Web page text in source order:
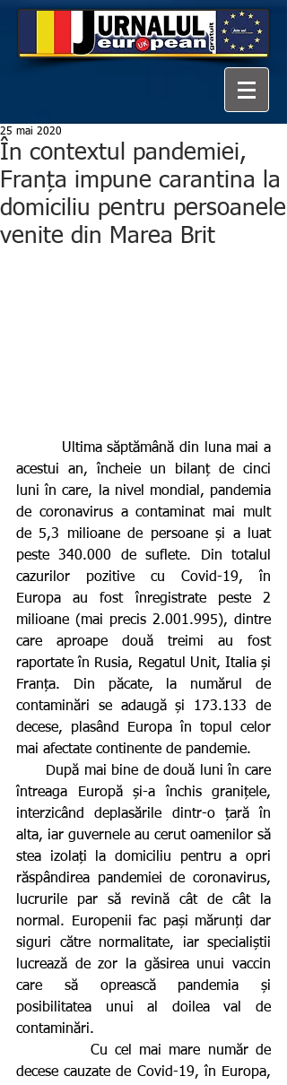
În contextul pandemiei,
Franța impune carantina la
domiciliu pentru persoanele
venite din Marea Brit
25 mai 2020
acestui an, încheie un bilanț de cinci
luni în care, la nivel mondial, pandemia
de coronavirus a contaminat mai mult
de 5,3 milioane de persoane și a luat
peste 340.000 de suflete. Din totalul
cazurilor pozitive cu Covid-19, în
Europa au fost înregistrate peste 2
milioane (mai precis 2.001.995), dintre
care aproape două treimi au fost
raportate în Rusia, Regatul Unit, Italia și
Franța. Din păcate, la numărul de
contaminări se adaugă și 173.133 de
decese, plasând Europa în topul celor
mai afectate continente de pandemie.
întreaga Europă și-a închis granițele,
interzicând deplasările dintr-o țară în
alta, iar guvernele au cerut oamenilor să
stea izolați la domiciliu pentru a opri
răspândirea pandemiei de coronavirus,
lucrurile par să revină cât de cât la
normal. Europenii fac pași mărunți dar
siguri către normalitate, iar specialiștii
lucrează de zor la găsirea unui vaccin
care să oprească pandemia și
posibilitatea unui al doilea val de
contaminări.
decese cauzate de Covid-19, în Europa,